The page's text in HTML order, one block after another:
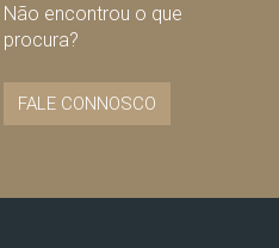
Não encontrou o que
procura?
FALE CONNOSCO